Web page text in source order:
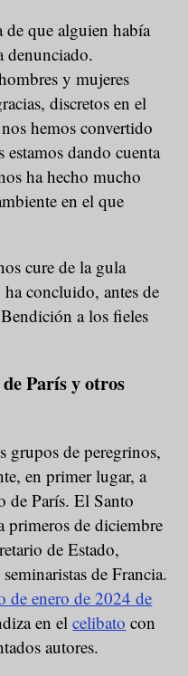
que alguien había
denunciado.
y mujeres
discretos en el
hemos convertido
estamos dando cuenta
ha hecho mucho
en el que
cure de la gula
concluido, antes de
a los fieles
París y otros
grupos de peregrinos,
en primer lugar, a
de París. El Santo
primeros de diciembre
de Estado,
de Francia.
de enero de 2024 de
en elcelibato con
autores.